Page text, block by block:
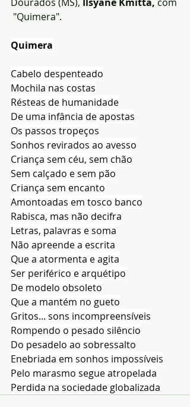
"Quimera".
Quimera
Cabelo despenteado
Mochila nas costas
Résteas de humanidade
De uma infância de apostas
Os passos tropeços
Sonhos revirados ao avesso
Criança sem céu, sem chão
Sem calçado e sem pão
Criança sem encanto
Amontoadas em tosco banco
Rabisca, mas não decifra
Letras, palavras e soma
Não apreende a escrita
Que a atormenta e agita
Ser periférico e arquétipo
De modelo obsoleto
Que a mantém no gueto
Gritos... sons incompreensíveis
Rompendo o pesado silêncio
Do pesadelo ao sobressalto
Enebriada em sonhos impossíveis
Pelo marasmo segue atropelada
Perdida na sociedade globalizada